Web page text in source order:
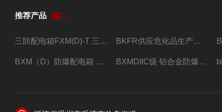
推荐产品
三防配电箱FXM(D)-T 三防型黑色工程塑料 BKFR供应危化品生产车间1.5匹2匹3匹5匹防爆空调
BXM（D）防爆配电箱 防爆照明动力箱厂家 定做 BXMDIIC级 铝合金防爆照明动力配电箱 加工定做